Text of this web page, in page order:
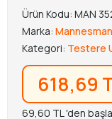
Ürün Kodu: MAN
Marka:
Kategori: Testere
618,69
69,60 TL 'den